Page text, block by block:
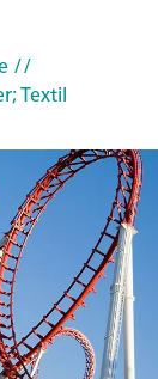
//
Textil